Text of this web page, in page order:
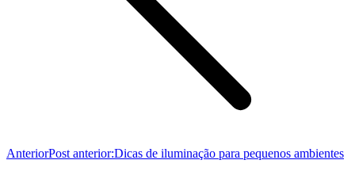
AnteriorPost anterior:Dicas de iluminação para pequenos ambientes